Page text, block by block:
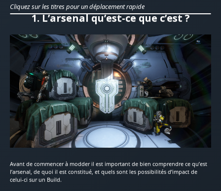
Cliquez sur les titres pour un déplacement rapide
1. L’arsenal qu’est-ce que c’est ?
Avant de commencer à modder il est important de bien comprendre ce qu’est
l’arsenal, de quoi il est constitué, et quels sont les possibilités d’impact de
celui-ci sur un Build.